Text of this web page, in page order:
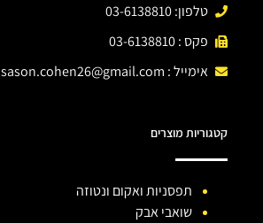
טלפון: 03-6138810
פקס : 03-6138810
אימייל : sason.cohen26@gmail.com
קטגוריות מוצרים
תפסניות ואקום ונטוזה
שואבי אבק